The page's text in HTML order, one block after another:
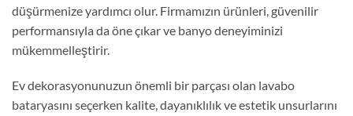
düşürmenize yardımcı olur. Firmamızın ürünleri, güvenilir
performansıyla da öne çıkar ve banyo deneyiminizi
mükemmelleştirir.
Ev dekorasyonunuzun önemli bir parçası olan lavabo
bataryasını seçerken kalite, dayanıklılık ve estetik unsurlarını